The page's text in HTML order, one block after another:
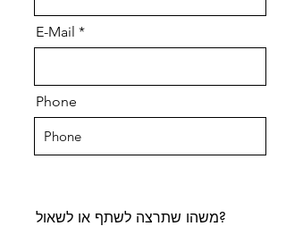
E-Mail
Phone
משהו שתרצה לשתף או לשאול?